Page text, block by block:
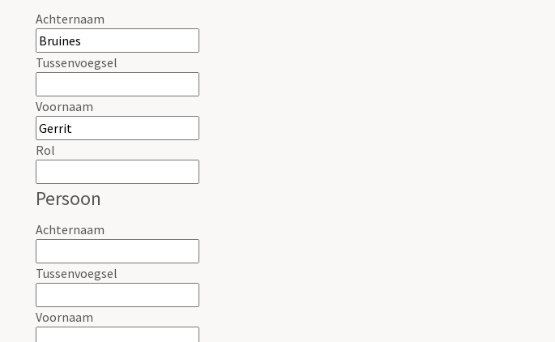
Achternaam
Tussenvoegsel
Voornaam
Rol
Persoon
Achternaam
Tussenvoegsel
Voornaam